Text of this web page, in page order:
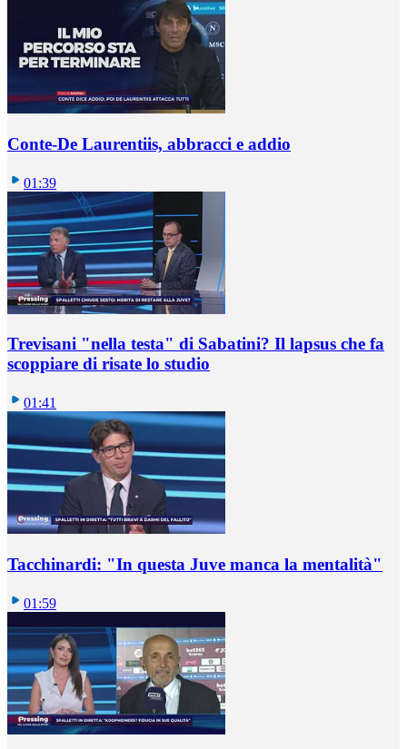
Conte-De Laurentiis, abbracci e addio
01:39
Trevisani "nella testa" di Sabatini? Il lapsus che fa
scoppiare di risate lo studio
01:41
Tacchinardi: "In questa Juve manca la mentalità"
01:59